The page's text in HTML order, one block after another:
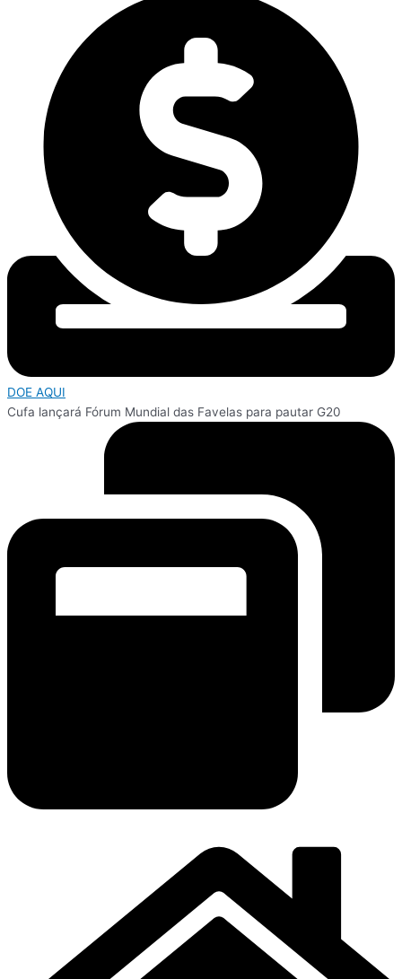
DOE AQUI
Cufa lançará Fórum Mundial das Favelas para pautar G20